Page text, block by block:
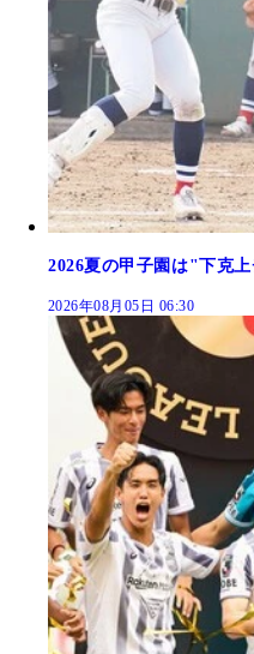
2026夏の甲子園は"下克
2026年08月05日 06:30